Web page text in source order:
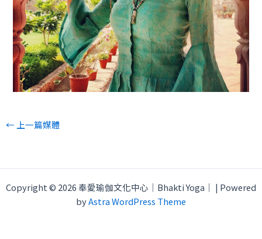
← 上一篇媒體
Copyright © 2026 奉愛瑜伽文化中心｜Bhakti Yoga｜ | Powered
byAstra WordPress Theme